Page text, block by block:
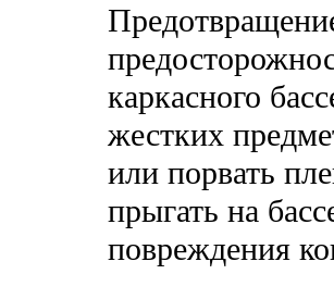
каркасного
жестких
или порвать
прыгать на
повреждения